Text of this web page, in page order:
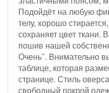
Подойдёт на любую
телу, хорошо
сохраняет цвет ткани.
пошив нашей
Очень". Внимательно
таблице, которая
странице. Стиль
свободный покрой